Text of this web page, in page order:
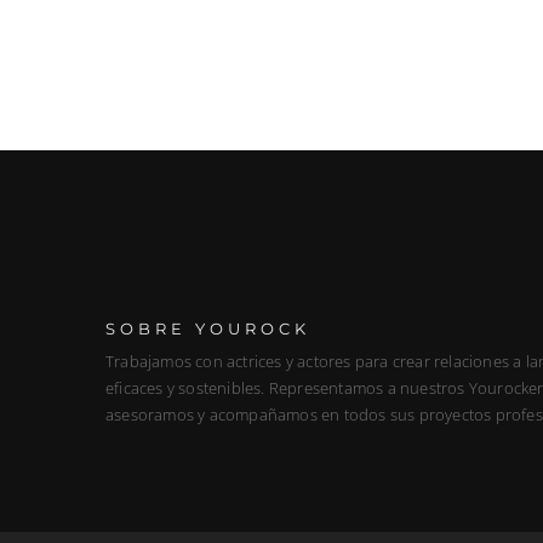
SOBRE YOUROCK
Trabajamos con actrices y actores para crear relaciones a
eficaces y sostenibles. Representamos a nuestros
asesoramos y acompañamos en todos sus proyectos